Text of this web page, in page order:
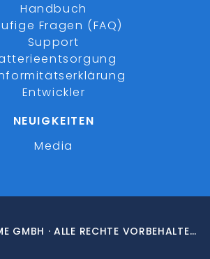
Handbuch
Fragen (FAQ)
Support
Entwickler
NEUIGKEITEN
Media
© 2026 EVERHOME GMBH · ALLE RECHTE VORBEHALTEN